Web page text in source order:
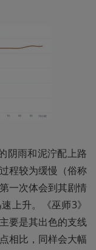
阴雨和泥泞配上路
程较为缓慢（俗称
一次体会到其剧情
上升。《巫师3》
要是其出色的支线
相比，同样会大幅